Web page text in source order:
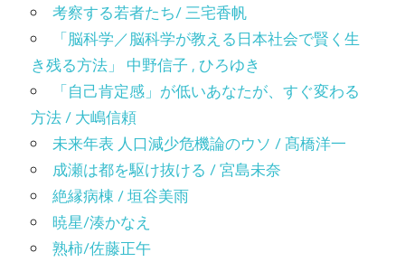
考察する若者たち/ 三宅香帆
「脳科学／脳科学が教える日本社会で賢く生
き残る方法」 中野信子 , ひろゆき
「自己肯定感」が低いあなたが、すぐ変わる
方法 / 大嶋信頼
未来年表 人口減少危機論のウソ / 髙橋洋一
成瀬は都を駆け抜ける / 宮島未奈
絶縁病棟 / 垣谷美雨
暁星/湊かなえ
熟柿/佐藤正午